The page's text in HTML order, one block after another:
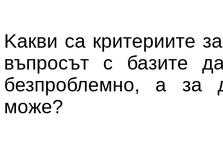
Kакви са критериите
въпросът с базите
безпроблемно, а за
може?